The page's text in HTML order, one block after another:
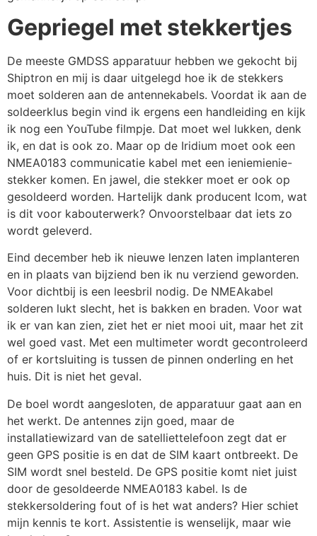
Gepriegel met stekkertjes
De meeste GMDSS apparatuur hebben we gekocht bij
Shiptron en mij is daar uitgelegd hoe ik de stekkers
moet solderen aan de antennekabels. Voordat ik aan de
soldeerklus begin vind ik ergens een handleiding en kijk
ik nog een YouTube filmpje. Dat moet wel lukken, denk
ik, en dat is ook zo. Maar op de Iridium moet ook een
NMEA0183 communicatie kabel met een ieniemienie-
stekker komen. En jawel, die stekker moet er ook op
gesoldeerd worden. Hartelijk dank producent Icom, wat
is dit voor kabouterwerk? Onvoorstelbaar dat iets zo
wordt geleverd.
Eind december heb ik nieuwe lenzen laten implanteren
en in plaats van bijziend ben ik nu verziend geworden.
Voor dichtbij is een leesbril nodig. De NMEAkabel
solderen lukt slecht, het is bakken en braden. Voor wat
ik er van kan zien, ziet het er niet mooi uit, maar het zit
wel goed vast. Met een multimeter wordt gecontroleerd
of er kortsluiting is tussen de pinnen onderling en het
huis. Dit is niet het geval.
De boel wordt aangesloten, de apparatuur gaat aan en
het werkt. De antennes zijn goed, maar de
installatiewizard van de satelliettelefoon zegt dat er
geen GPS positie is en dat de SIM kaart ontbreekt. De
SIM wordt snel besteld. De GPS positie komt niet juist
door de gesoldeerde NMEA0183 kabel. Is de
stekkersoldering fout of is het wat anders? Hier schiet
mijn kennis te kort. Assistentie is wenselijk, maar wie